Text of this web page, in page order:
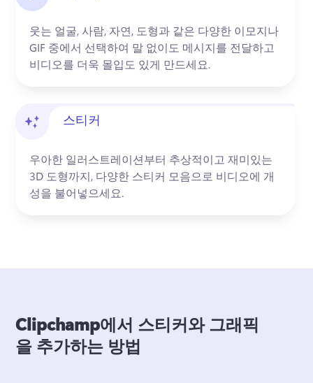
웃는 얼굴, 사람, 자연, 도형과 같은 다양한 이모지나
GIF 중에서 선택하여 말 없이도 메시지를 전달하고
비디오를 더욱 몰입도 있게 만드세요.
스티커
우아한 일러스트레이션부터 추상적이고 재미있는
3D 도형까지, 다양한 스티커 모음으로 비디오에 개
성을 불어넣으세요.
Clipchamp에서 스티커와 그래픽
을 추가하는 방법